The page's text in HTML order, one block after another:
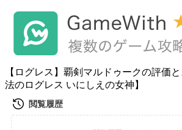
【ログレス】覇剣マルドゥークの評価
法のログレス いにしえの女神】